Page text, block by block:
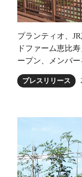
プランティオ、
ドファーム恵比
ープン、メンバー
プレスリリース